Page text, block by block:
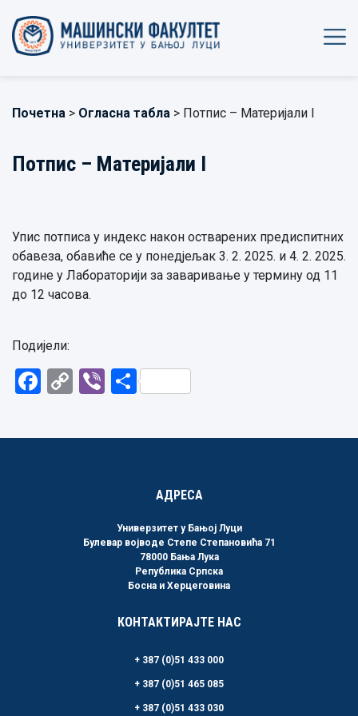
Почетна > Огласна табла > Потпис – Материјали I
Потпис – Материјали I
Упис потписа у индекс након остварених предиспитних
обавеза, обавиће се у понедјељак 3. 2. 2025. и 4. 2. 2025.
године у Лабораторији за заваривање у термину од 11
до 12 часова.
Подијели:
Facebook
CopyViberShare
АДРЕСА
Универзитет у Бањој Луци
Булевар војводе Степе Степановића 71
78000 Бања Лука
Република Српска
Босна и Херцеговина
КОНТАКТИРАЈТЕ НАС
+ 387 (0)51 433 000
+ 387 (0)51 465 085
+ 387 (0)51 433 030